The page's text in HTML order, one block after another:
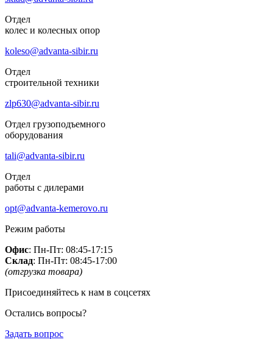
Отдел
колес и колесных опор
koleso@advanta-sibir.ru
Отдел
строительной техники
zlp630@advanta-sibir.ru
Отдел грузоподъемного
оборудования
tali@advanta-sibir.ru
Отдел
работы с дилерами
opt@advanta-kemerovo.ru
Режим работы
Офис: Пн-Пт: 08:45-17:15
Склад: Пн-Пт: 08:45-17:00
(отгрузка товара)
Присоединяйтесь к нам в соцсетях
Остались вопросы?
Задать вопрос